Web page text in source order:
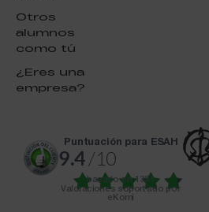
Otros
alumnos
como tú
¿Eres una
empresa?
puntuación para ESAH
9.4/10
basado en1331
Valoraciones soportado por
eKomi